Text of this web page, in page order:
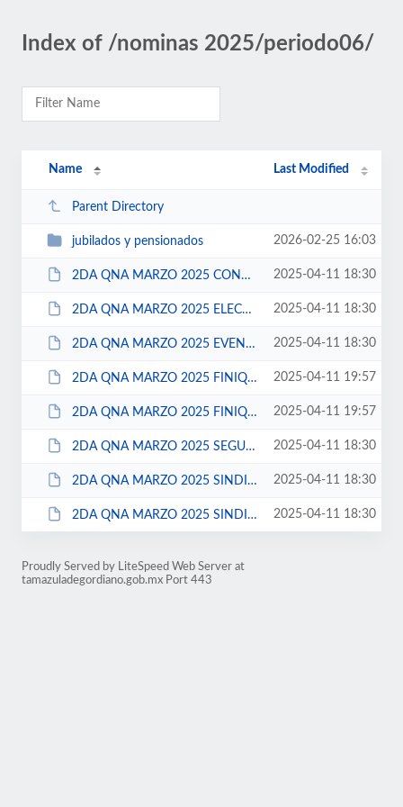
Index of /nominas 2025/periodo06/
Name Last Modified
Parent Directory
jubilados y pensionados 2026-02-25 16:03
2DA QNA MARZO 2025 CONFIANZA.pdf 2025-04-11 18:30
2DA QNA MARZO 2025 ELECCION POPULAR.pdf 2025-04-11 18:30
2DA QNA MARZO 2025 EVENTUALES.pdf 2025-04-11 18:30
2DA QNA MARZO 2025 FINIQUITO EVENTUALES SEGURIDAD PUBLICA Y PROTECCIOB CIVIL.pdf 2025-04-11 19:57
2DA QNA MARZO 2025 FINIQUITO EVENTUALES.pdf 2025-04-11 19:57
2DA QNA MARZO 2025 SEGURIDAD PUBLICA Y PROTECCION CIVIL.pdf 2025-04-11 18:30
2DA QNA MARZO 2025 SINDICATO FSESEJ.pdf 2025-04-11 18:30
2DA QNA MARZO 2025 SINDICATO STHAT.pdf 2025-04-11 18:30
Proudly Served by LiteSpeed Web Server at
tamazuladegordiano.gob.mx Port 443